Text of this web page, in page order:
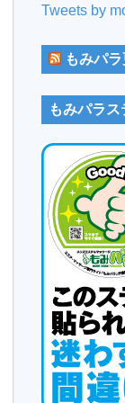
Tweets by
もみパ
もみパラ